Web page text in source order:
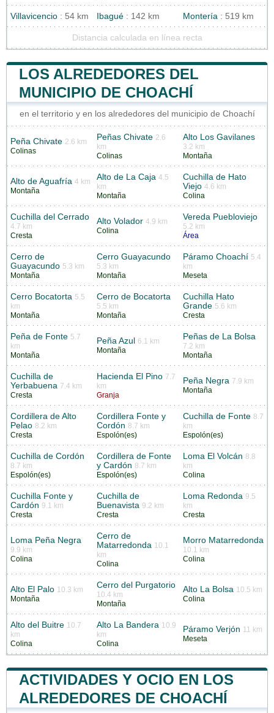
Villavicencio : 54 km Ibagué : 142 km Montería : 519 km
Distancia calculada en línea recta
LOS ALREDEDORES DEL
MUNICIPIO DE CHOACHÍ
en el territorio y en los alrededores del municipio de Choachí
Peña Chivate 2.6 km
Colinas
Peñas Chivate 2.6
km
Colinas
Alto Los Gavilanes
3.2 km
Montaña
Alto de Aguafría 4 km
Montaña
Alto de La Caja 4.5
km
Montaña
Cuchilla de Hato
Viejo 4.6 km
Colina
Cuchilla del Cerrado
4.7 km
Cresta
Alto Volador 4.9 km
Colina
Vereda Puebloviejo
5.2 km
Área
Cerro de
Guayacundo 5.3 km
Montaña
Cerro Guayacundo
5.3 km
Montaña
Páramo Choachí 5.4
km
Meseta
Cerro Bocatorta 5.5
km
Montaña
Cerro de Bocatorta
5.5 km
Montaña
Cuchilla Hato
Grande 5.6 km
Cresta
Peña de Fonte 5.7
km
Montaña
Peña Azul 6.1 km
Montaña
Peñas de La Bolsa
7.2 km
Montaña
Cuchilla de
Yerbabuena 7.4 km
Cresta
Hacienda El Pino 7.7
km
Granja
Peña Negra 7.9 km
Montaña
Cordillera de Alto
Pelao 8.2 km
Cresta
Cordillera Fonte y
Cordón 8.7 km
Espolón(es)
Cuchilla de Fonte 8.7
km
Espolón(es)
Cuchilla de Cordón
8.7 km
Espolón(es)
Cordillera de Fonte
y Cardón 8.7 km
Espolón(es)
Loma El Volcán 8.8
km
Colina
Cuchilla Fonte y
Cardón 9.1 km
Cresta
Cuchilla de
Buenavista 9.2 km
Cresta
Loma Redonda 9.5
km
Cresta
Loma Peña Negra
9.9 km
Colina
Cerro de
Matarredonda 10.1
km
Colina
Morro Matarredonda
10.1 km
Colina
Alto El Palo 10.3 km
Montaña
Cerro del Purgatorio
10.4 km
Montaña
Alto La Bolsa 10.5 km
Colina
Alto del Buitre 10.7
km
Colina
Alto La Bandera 10.9
km
Colina
Páramo Verjón 11 km
Meseta
ACTIVIDADES Y OCIO EN LOS
ALREDEDORES DE CHOACHÍ